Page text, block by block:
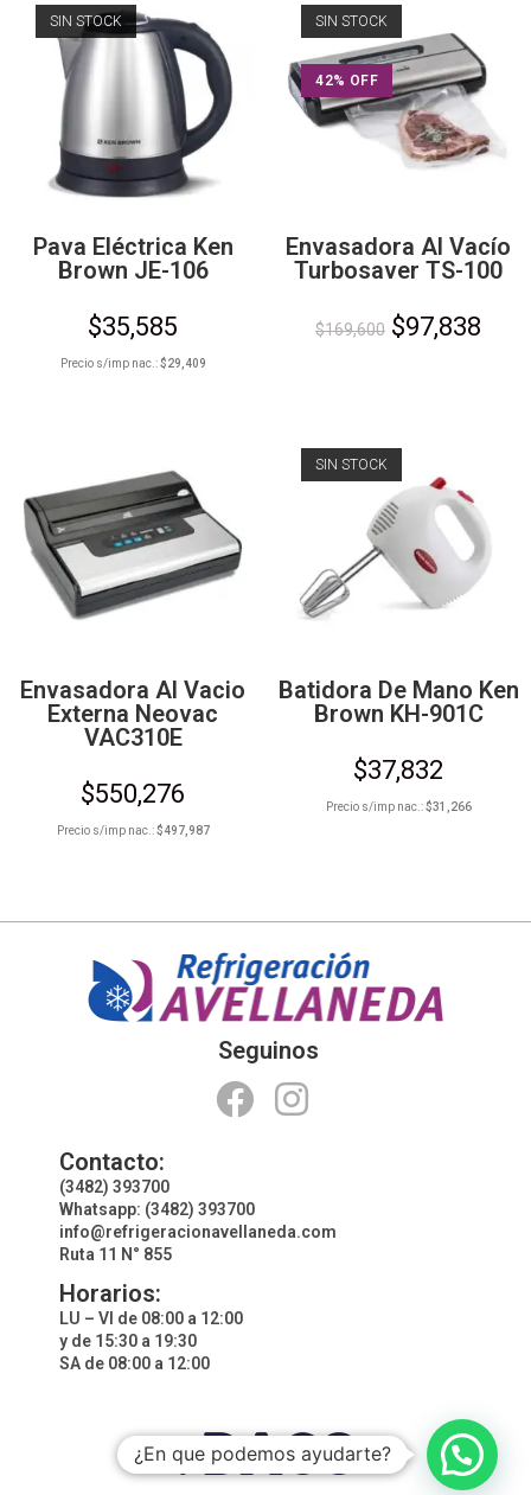
SIN STOCK
Pava Eléctrica Ken
Brown JE-106
$35,585
Precio s/imp nac.:$29,409
SIN STOCK
42% OFF
Envasadora Al Vacío
Turbosaver TS-100
$169,600 $97,838
Envasadora Al Vacio
Externa Neovac
VAC310E
$550,276
Precio s/imp nac.:$497,987
SIN STOCK
Batidora De Mano Ken
Brown KH-901C
$37,832
Precio s/imp nac.:$31,266
Seguinos
Contacto:
(3482) 393700
Whatsapp: (3482) 393700
info@refrigeracionavellaneda.com
Ruta 11 N° 855
Horarios:
LU – VI de 08:00 a 12:00
y de 15:30 a 19:30
SA de 08:00 a 12:00
¿En que podemos ayudarte?